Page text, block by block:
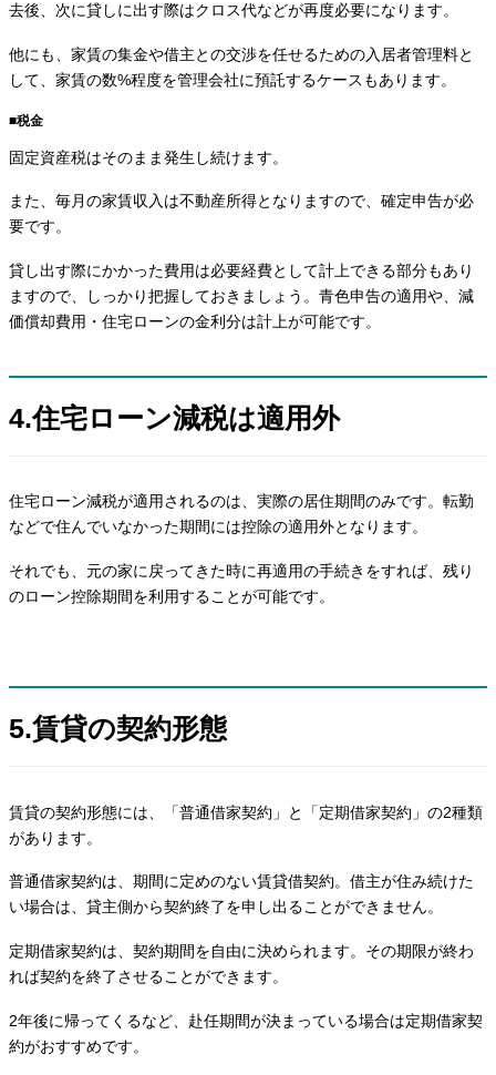
去後、次に貸しに出す際はクロス代などが再度必要になります。
他にも、家賃の集金や借主との交渉を任せるための入居者管理料と
して、家賃の数%程度を管理会社に預託するケースもあります。
■税金
固定資産税はそのまま発生し続けます。
また、毎月の家賃収入は不動産所得となりますので、確定申告が必
要です。
貸し出す際にかかった費用は必要経費として計上できる部分もあり
ますので、しっかり把握しておきましょう。青色申告の適用や、減
価償却費用・住宅ローンの金利分は計上が可能です。
4.住宅ローン減税は適用外
住宅ローン減税が適用されるのは、実際の居住期間のみです。転勤
などで住んでいなかった期間には控除の適用外となります。
それでも、元の家に戻ってきた時に再適用の手続きをすれば、残り
のローン控除期間を利用することが可能です。
5.賃貸の契約形態
賃貸の契約形態には、「普通借家契約」と「定期借家契約」の2種類
があります。
普通借家契約は、期間に定めのない賃貸借契約。借主が住み続けた
い場合は、貸主側から契約終了を申し出ることができません。
定期借家契約は、契約期間を自由に決められます。その期限が終わ
れば契約を終了させることができます。
2年後に帰ってくるなど、赴任期間が決まっている場合は定期借家契
約がおすすめです。